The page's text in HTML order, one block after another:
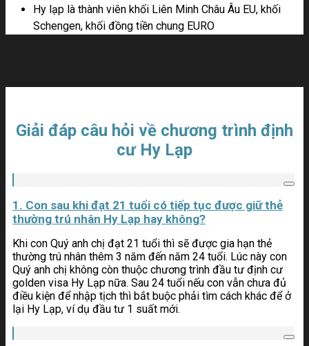
Hy lạp là thành viên khối Liên Minh Châu Âu EU, khối
Schengen, khối đồng tiền chung EURO
Giải đáp câu hỏi về chương trình định
cư Hy Lạp
1. Con sau khi đạt 21 tuổi có tiếp tục được giữ thẻ
thường trú nhân Hy Lạp hay không?
Khi con Quý anh chị đạt 21 tuổi thì sẽ được gia hạn thẻ
thường trú nhân thêm 3 năm đến năm 24 tuổi. Lúc này con
Quý anh chị không còn thuộc chương trình đầu tư định cư
golden visa Hy Lạp nữa. Sau 24 tuổi nếu con vẫn chưa đủ
điều kiện để nhập tịch thì bắt buộc phải tìm cách khác để ở
lại Hy Lạp, ví dụ đầu tư 1 suất mới.